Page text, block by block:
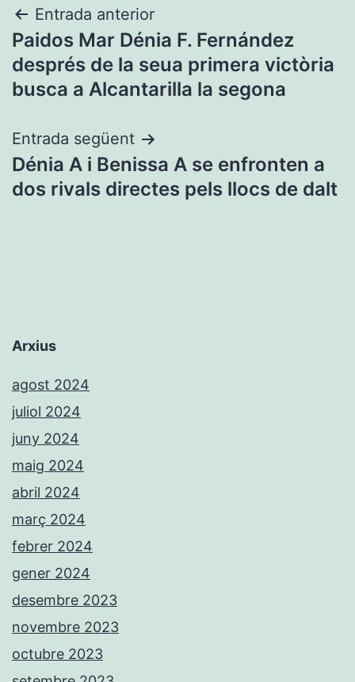
Navegació
d'entrades
Entrada anterior
Paidos Mar Dénia F. Fernández
després de la seua primera victòria
busca a Alcantarilla la segona
Entrada següent
Dénia A i Benissa A se enfronten a
dos rivals directes pels llocs de dalt
Arxius
agost 2024
juliol 2024
juny 2024
maig 2024
abril 2024
març 2024
febrer 2024
gener 2024
desembre 2023
novembre 2023
octubre 2023